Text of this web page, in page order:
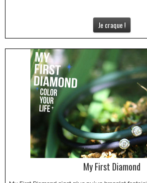
Je craque !
My First Diamond